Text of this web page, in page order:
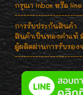
กรุณา inbox หรือ
การรับประกันสินค้า
สินค้าเป็นทองคำแท้
ผู้ผลิตผ่านการรับรอง